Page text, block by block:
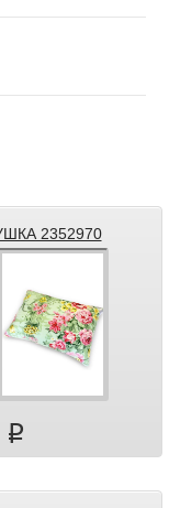
2352970
p